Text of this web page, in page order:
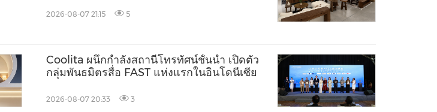
2026-08-07 21:15 5
Coolita ผนึกกำลังสถานีโทรทัศน์ชั้นนำ เปิดตัว
กลุ่มพันธมิตรสื่อ FAST แห่งแรกในอินโดนีเซีย
2026-08-07 20:33 3